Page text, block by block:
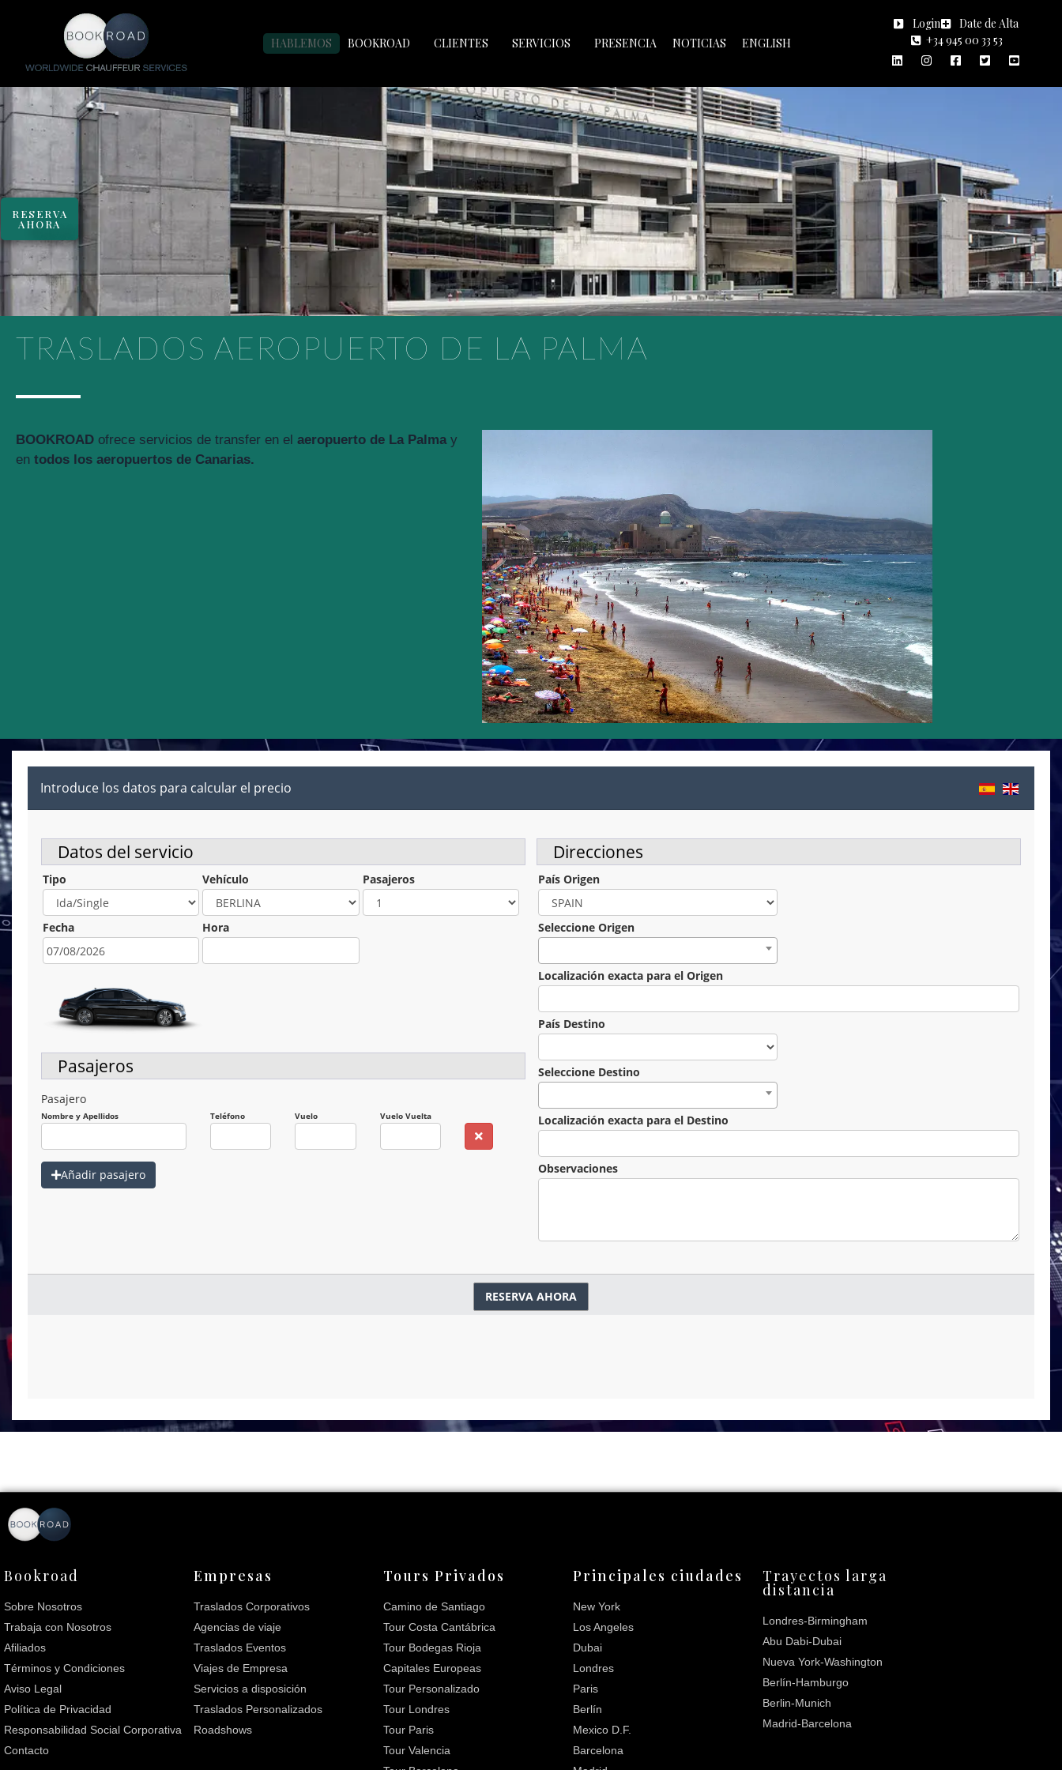
HABLEMOS BOOKROAD CLIENTES SERVICIOS PRESENCIA NOTICIAS ENGLISH
Login
Date de Alta
+34 945 00 33 53
RESERVA
AHORA
TRASLADOS AEROPUERTO DE LA PALMA
BOOKROAD ofrece servicios de transfer en el aeropuerto de La Palma y
en todos los aeropuertos de Canarias.
Bookroad
Sobre Nosotros
Trabaja con Nosotros
Afiliados
Términos y Condiciones
Aviso Legal
Política de Privacidad
Responsabilidad Social Corporativa
Contacto
Empresas
Traslados Corporativos
Agencias de viaje
Traslados Eventos
Viajes de Empresa
Servicios a disposición
Traslados Personalizados
Roadshows
Tours Privados
Camino de Santiago
Tour Costa Cantábrica
Tour Bodegas Rioja
Capitales Europeas
Tour Personalizado
Tour Londres
Tour Paris
Tour Valencia
Principales ciudades
New York
Los Angeles
Dubai
Londres
Paris
Berlín
Mexico D.F.
Barcelona
Trayectos larga
distancia
Londres-Birmingham
Abu Dabi-Dubai
Nueva York-Washington
Berlín-Hamburgo
Berlin-Munich
Madrid-Barcelona